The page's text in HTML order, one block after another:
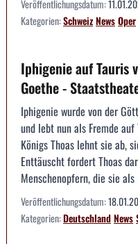
Veröffentlichungsdatum:
Kategorien:SchweizNewsOper
Iphigenie auf Tauris
Goethe -
Iphigenie wurde von der
und lebt nun als Fremde
Königs Thoas lehnt sie ab,
Enttäuscht fordert Thoas
Menschenopfern, die sie
Veröffentlichungsdatum:
Kategorien:DeutschlandNews